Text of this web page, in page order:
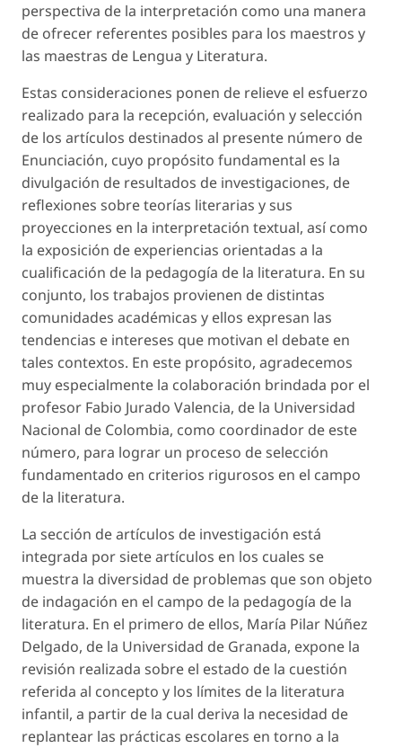
perspectiva de la interpretación como una manera
de ofrecer referentes posibles para los maestros y
las maestras de Lengua y Literatura.
Estas consideraciones ponen de relieve el esfuerzo
realizado para la recepción, evaluación y selección
de los artículos destinados al presente número de
Enunciación, cuyo propósito fundamental es la
divulgación de resultados de investigaciones, de
reflexiones sobre teorías literarias y sus
proyecciones en la interpretación textual, así como
la exposición de experiencias orientadas a la
cualificación de la pedagogía de la literatura. En su
conjunto, los trabajos provienen de distintas
comunidades académicas y ellos expresan las
tendencias e intereses que motivan el debate en
tales contextos. En este propósito, agradecemos
muy especialmente la colaboración brindada por el
profesor Fabio Jurado Valencia, de la Universidad
Nacional de Colombia, como coordinador de este
número, para lograr un proceso de selección
fundamentado en criterios rigurosos en el campo
de la literatura.
La sección de artículos de investigación está
integrada por siete artículos en los cuales se
muestra la diversidad de problemas que son objeto
de indagación en el campo de la pedagogía de la
literatura. En el primero de ellos, María Pilar Núñez
Delgado, de la Universidad de Granada, expone la
revisión realizada sobre el estado de la cuestión
referida al concepto y los límites de la literatura
infantil, a partir de la cual deriva la necesidad de
replantear las prácticas escolares en torno a la